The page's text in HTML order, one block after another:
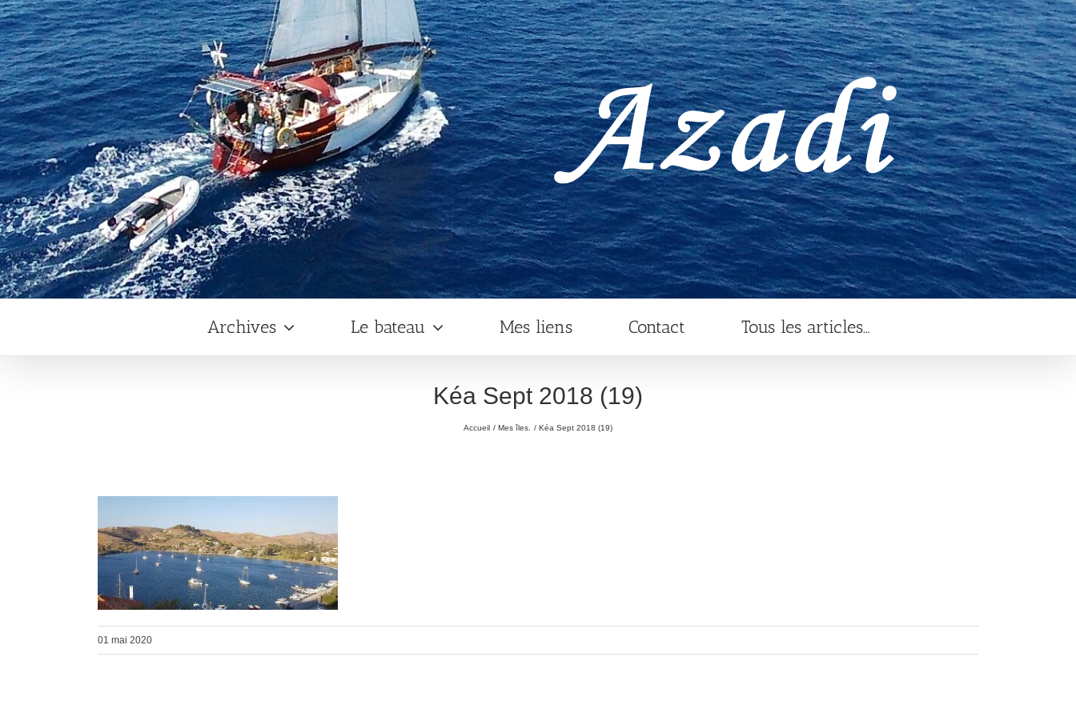
Archives Le bateau Mes liens Contact Tous les articles…
Kéa Sept 2018 (19)
Accueil Mes îles. Kéa Sept 2018 (19)
01 mai 2020